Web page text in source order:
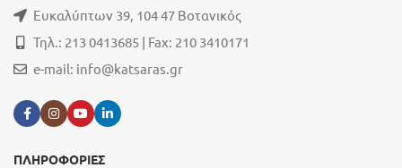
Ευκαλύπτων 39, 104 47 Βοτανικός
Τηλ.: 213 0413685 | Fax: 210 3410171
e-mail: info@katsaras.gr
ΠΛΗΡΟΦΟΡΙΕΣ